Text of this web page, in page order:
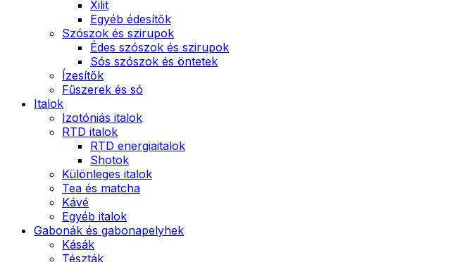
Xilit
Egyéb édesítők
Szószok és szirupok
Édes szószok és szirupok
Sós szószok és öntetek
Ízesítők
Fűszerek és só
Italok
Izotóniás italok
RTD italok
RTD energiaitalok
Shotok
Különleges italok
Tea és matcha
Kávé
Egyéb italok
Gabonák és gabonapelyhek
Kásák
Tészták